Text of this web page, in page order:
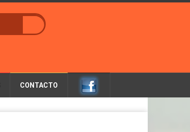
CONTACTO